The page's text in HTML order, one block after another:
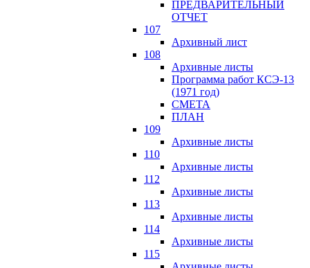
ПРЕДВАРИТЕЛЬНЫЙ
ОТЧЕТ
107
Архивный лист
108
Архивные листы
Программа работ КСЭ-13
(1971 год)
СМЕTA
ПЛАН
109
Архивные листы
110
Архивные листы
112
Архивные листы
113
Архивные листы
114
Архивные листы
115